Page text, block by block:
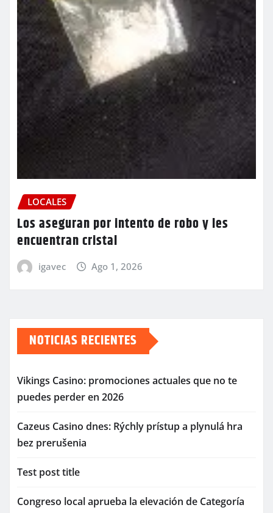
LOCALES
Los aseguran por intento de robo y les
encuentran cristal
igavec Ago 1, 2026
NOTICIAS RECIENTES
Vikings Casino: promociones actuales que no te
puedes perder en 2026
Cazeus Casino dnes: Rýchly prístup a plynulá hra
bez prerušenia
Test post title
Congreso local aprueba la elevación de Categoría